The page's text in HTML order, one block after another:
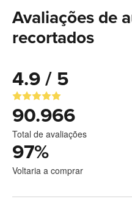
Avaliações de
recortados
4.9 / 5
90.966
Total de avaliações
97%
Voltaria a comprar